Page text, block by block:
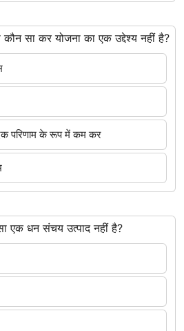
सा कर योजना का एक उद्देश्य नहीं है?
परिणाम के रूप में कम कर
एक धन संचय उत्पाद नहीं है?